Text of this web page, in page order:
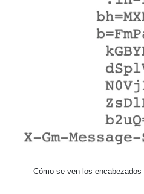
Cómo se ven los